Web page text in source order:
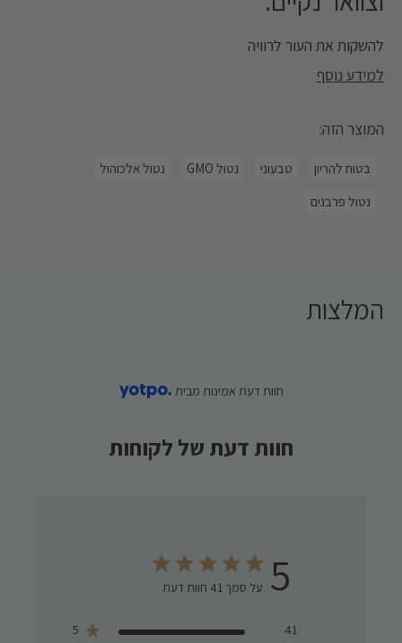
להשקות את העור לרוויה
למידע נוסף
במרקם ג'ל- קליל, מעניק לחות עשירה בגימור רענן וללא ברק.
והממליס, המסייעים לאיזון העור. הקרם מותיר את העור רענן,
המוצר הזה:
בטוח להריון טבעוני נטול GMO
נטול אלכוהול
נטול פרבנים
המלצות
חוות דעת של לקוחות
חוות דעת אמינות מבית
5
Score of 5 out of 5 stars
על סמך 41 חוות דעת
5
41